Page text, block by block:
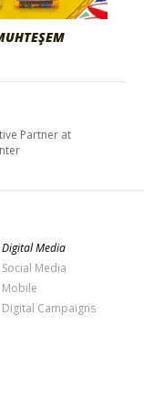
Partner at
Digital Media
Social Media
Mobile
Digital Campaigns